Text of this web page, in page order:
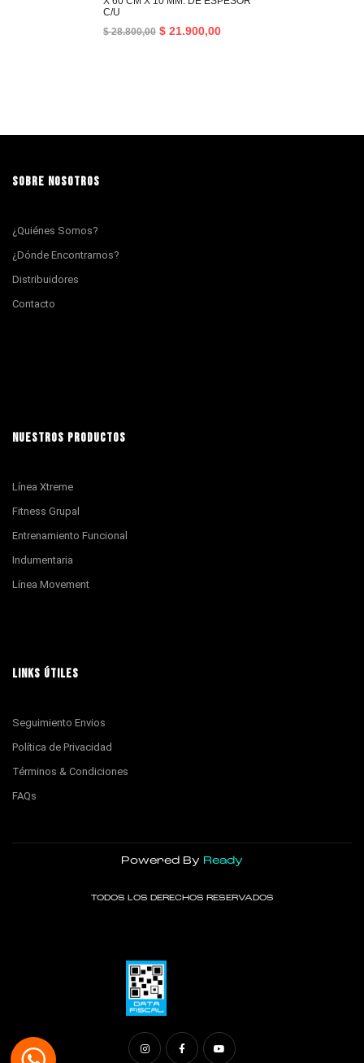
C/U
$28.800,00 $ 21.900,00
SOBRE NOSOTROS
¿Quiénes Somos?
¿Dónde Encontrarnos?
Distribuidores
Contacto
NUESTROS PRODUCTOS
Línea Xtreme
Fitness Grupal
Entrenamiento Funcional
Indumentaria
Línea Movement
LINKS ÚTILES
Seguimiento Envios
Política de Privacidad
Términos & Condiciones
FAQs
Powered By Ready
TODOS LOS DERECHOS RESERVADOS